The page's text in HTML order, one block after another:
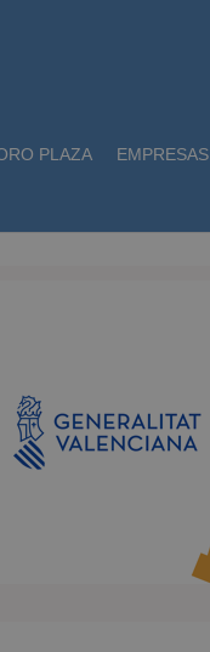
PLAZA EMPRESAS